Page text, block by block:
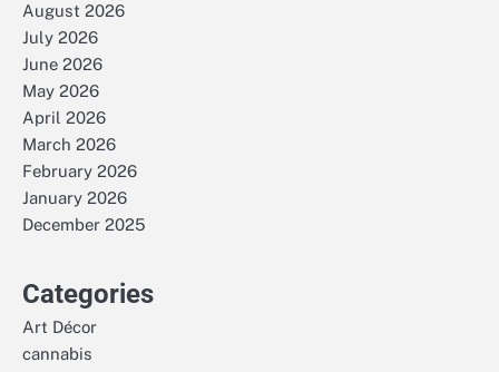
August 2026
July 2026
June 2026
May 2026
April 2026
March 2026
February 2026
January 2026
December 2025
Categories
Art Décor
cannabis